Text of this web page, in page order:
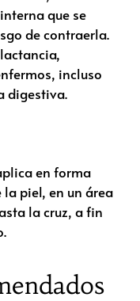
que se
de contraerla.
incluso
digestiva.
en forma
piel, en un área
la cruz, a fin